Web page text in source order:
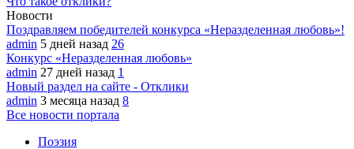
Новости
Поздравляем победителей конкурса «Неразделенная любовь»!
admin 5 дней назад 26
Конкурс «Неразделенная любовь»
admin 27 дней назад 1
Новый раздел на сайте - Отклики
admin 3 месяца назад 8
Все новости портала
Поэзия